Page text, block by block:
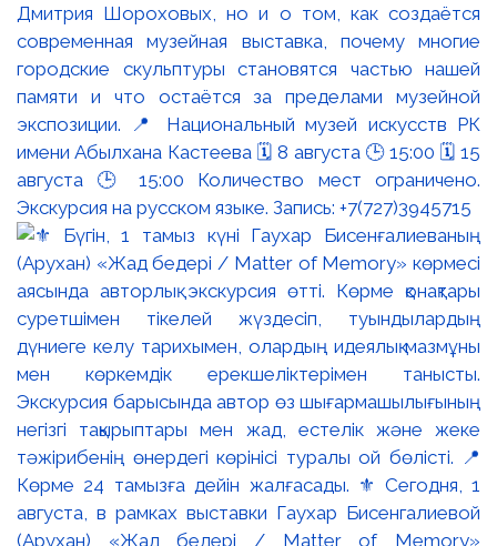
Дмитрия Шороховых, но и о том, как создаётся
современная музейная выставка, почему многие
городские скульптуры становятся частью нашей
памяти и что остаётся за пределами музейной
экспозиции. 📍 Национальный музей искусств РК
имени Абылхана Кастеева 🗓 8 августа 🕒 15:00 🗓 15
августа 🕒 15:00 Количество мест ограничено.
Экскурсия на русском языке. Запись: +7(727)3945715